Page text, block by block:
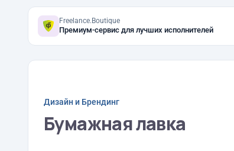
Freelance.Boutique
Премиум-сервис для лучших исполнителей
Дизайн и Брендинг
Бумажная лавка